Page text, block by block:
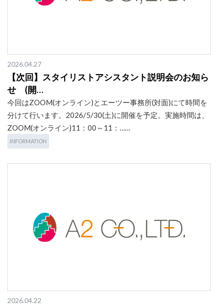
2026.04.27
【次回】スタイリストアシスタント説明会のお知ら
せ (開…
今回はZOOM(オンライン)とエーツー事務所(対面)にて時間を
分けて行います。2026/5/30(土)に開催を予定。実施時間は、
ZOOM(オンライン)11：00～11：……
INFORMATION
2026.04.22